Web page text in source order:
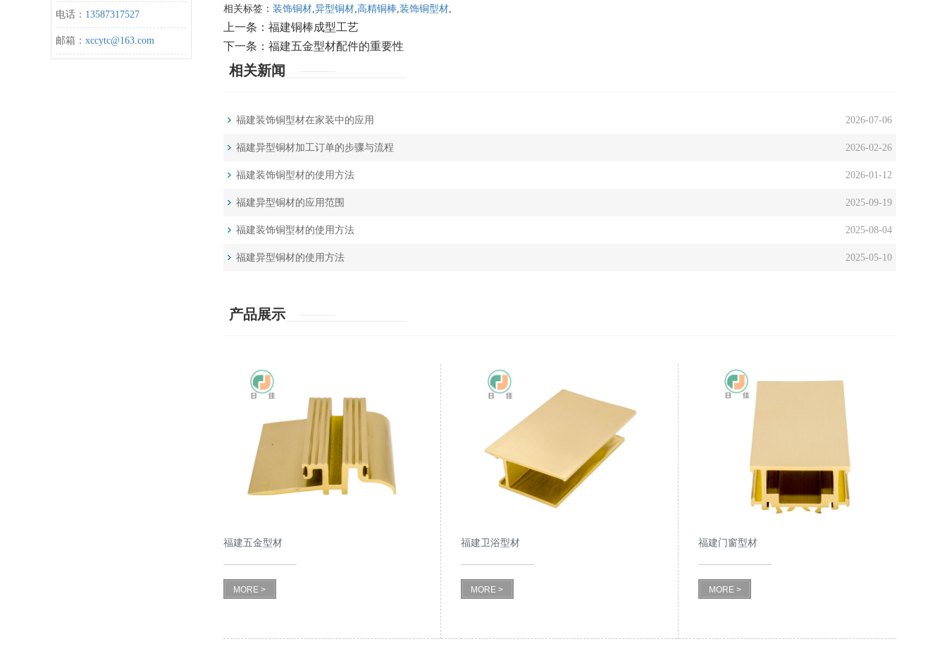
电话： 13587317527
邮箱： xccytc@163.com
相关标签： 装饰铜材,异型铜材,高精铜棒,装饰铜型材,
上一条： 福建铜棒成型工艺
下一条： 福建五金型材配件的重要性
相关新闻
福建装饰铜型材在家装中的应用 2026-07-06
福建异型铜材加工订单的步骤与流程 2026-02-26
福建装饰铜型材的使用方法 2026-01-12
福建异型铜材的应用范围 2025-09-19
福建装饰铜型材的使用方法 2025-08-04
福建异型铜材的使用方法 2025-05-10
产品展示
福建五金型材
MORE >
福建卫浴型材
MORE >
福建门窗型材
MORE >